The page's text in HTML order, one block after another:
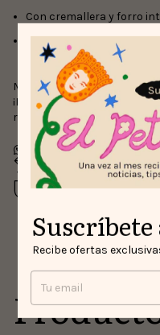
Con cremallera y forro
Tela sublimada y
único
Medida: 26cm x 21cm.
¡Ideal para llevar a todas
rápidos y pago seguro en
Devoluciones gratis
Hasta 30 días después de
Compra segura
Suscríbete
Recibe ofertas